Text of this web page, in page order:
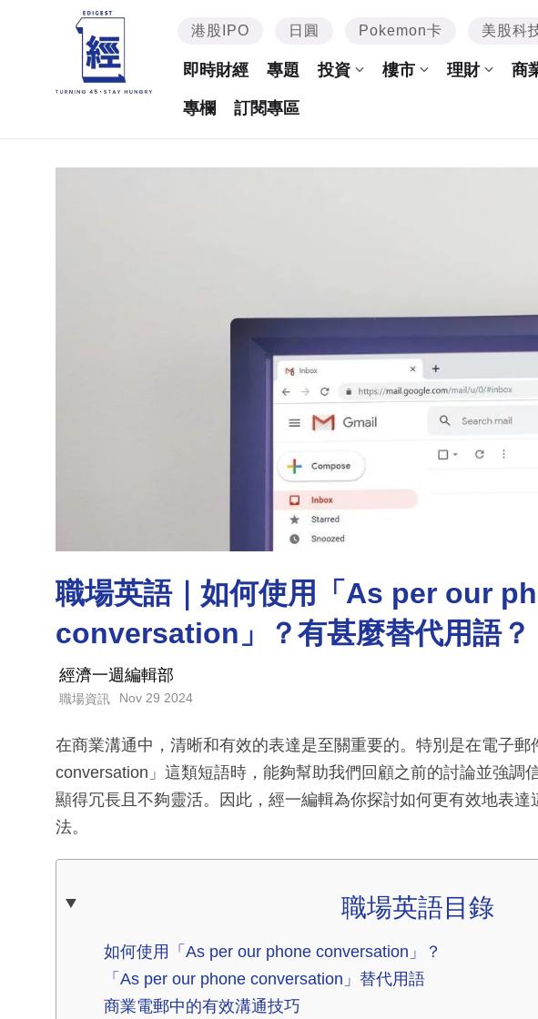
港股IPO 日圓 Pokemon卡 美股科
即時財經 專題 投資 樓市 理財 商
專欄 訂閱專區
職場英語｜如何使用「As per our
conversation」？有甚麼替代用語？
經濟一週編輯部
職場資訊 Nov 29 2024
在商業溝通中，清晰和有效的表達是至關重要的。特別是在電子
conversation」這類短語時，能夠幫助我們回顧之前的討論並強調
顯得冗長且不夠靈活。因此，經一編輯為你探討如何更有效地表達
法。
職場英語目錄
如何使用「As per our phone conversation」？
「As per our phone conversation」替代用語
商業電郵中的有效溝通技巧